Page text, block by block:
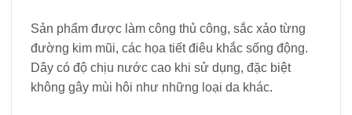
Sản phẩm được làm công thủ công, sắc xảo từng
đường kim mũi, các họa tiết điêu khắc sống động.
Dây có độ chịu nước cao khi sử dụng, đặc biệt
không gây mùi hôi như những loại da khác.